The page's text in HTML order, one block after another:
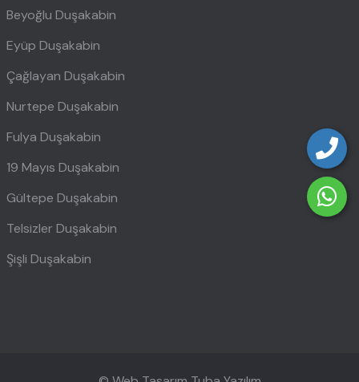
Beyoğlu Duşakabin
Eyüp Duşakabin
Çağlayan Duşakabin
Nurtepe Duşakabin
Fulya Duşakabin
19 Mayıs Duşakabin
Gültepe Duşakabin
Telsizler Duşakabin
Şişli Duşakabin